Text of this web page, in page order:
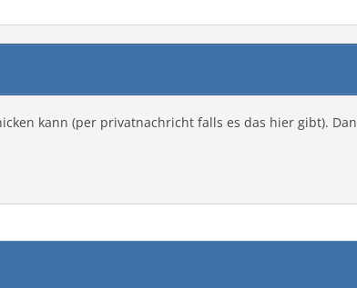
kann (per privatnachricht falls es das hier gibt).